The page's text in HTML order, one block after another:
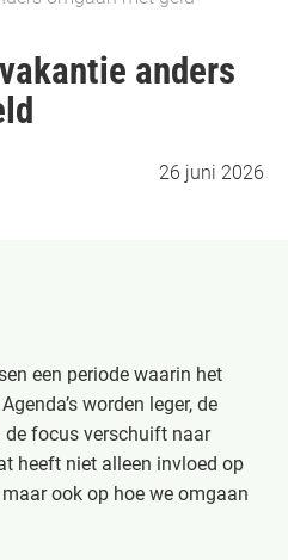
anders
26 juni 2026
een periode waarin het
worden leger, de
focus verschuift naar
heeft niet alleen invloed op
ook op hoe we omgaan